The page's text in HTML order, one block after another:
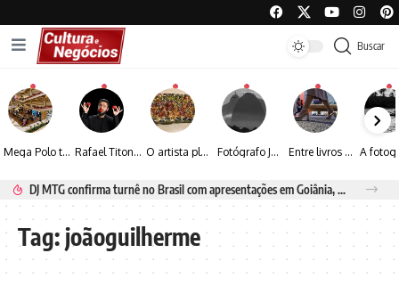
Buscar
Mega Polo transforma lançamento de coleção em plataforma nacional de negócios e projeta crescimento de mais de 15% Rafael Titonelly leva magia e acolhimento a crianças em tratamento oncológico em Juiz de Fora O artista plástico Jorge Luiz transforma sustentabilidade e criatividade em arte contemporânea Fotógrafo José Roberto apresenta um olhar sensível sobre arquitetura, formas e luz na fotografia Entre livros e fotografia autoral, Sebastião Reis consolida uma trajetória marcada pelo olhar artístico
DJ MTG confirma turnê no Brasil com apresentações em Goiânia, Porto Seguro e Rio de Janeiro
Tag:joãoguilherme